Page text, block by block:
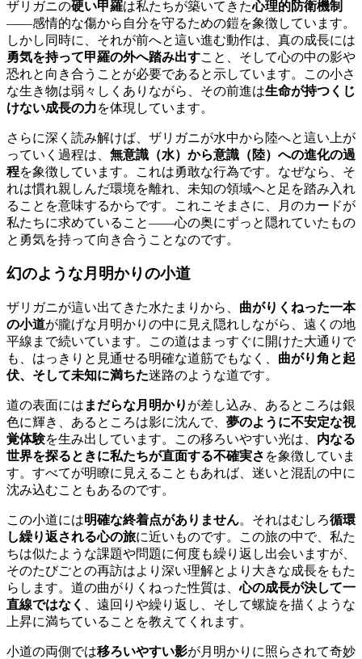
ザリガニの硬い甲羅は私たちが築いてきた心理的防衛機制
——感情的な傷から自分を守るための鎧を象徴しています。
しかし同時に、それが前へと這い進む動作は、真の成長には
勇気を持って甲羅の外へ踏み出すこと、そして心の中の影や
恐れと向き合うことが必要であると示しています。この小さ
な生き物は弱々しくありながら、その前進は生命が持つくじ
けない成長の力を体現しています。
さらに深く読み解けば、ザリガニが水中から陸へと這い上が
っていく過程は、 無意識（水）から意識（陸）への進化の過
程を象徴しています。これは勇敢な行為です。なぜなら、そ
れは慣れ親しんだ環境を離れ、未知の領域へと足を踏み入れ
ることを意味するからです。これこそまさに、月のカードが
私たちに求めていること——心の奥にずっと隠れていたもの
と勇気を持って向き合うことなのです。
幻のような月明かりの小道
ザリガニが這い出てきた水たまりから、 曲がりくねった一本
の小道が朧げな月明かりの中に見え隠れしながら、遠くの地
平線まで続いています。この道はまっすぐに開けた大通りで
も、はっきりと見通せる明確な道筋でもなく、 曲がり角と起
伏、そして未知に満ちた迷路のような道です。
道の表面には まだらな月明かり が差し込み、あるところは銀
色に輝き、あるところは影に沈んで、 夢のように不安定な視
覚体験を生み出しています。この移ろいやすい光は、 内なる
世界を探るときに私たちが直面する不確実さ を象徴していま
す。すべてが明瞭に見えることもあれば、迷いと混乱の中に
沈み込むこともあるのです。
この小道には明確な終着点がありません。それはむしろ循環
し繰り返される心の旅に近いものです。この旅の中で、私た
ちは似たような課題や問題に何度も繰り返し出会いますが、
そのたびごとの再訪はより深い理解とより大きな成長をもた
らします。道の曲がりくねった性質は、心の成長が決して一
直線ではなく
、遠回りや繰り返し、そして螺旋を描くような
上昇に満ちていることを教えてくれます。
小道の両側では移ろいやすい影が月明かりに照らされて奇妙